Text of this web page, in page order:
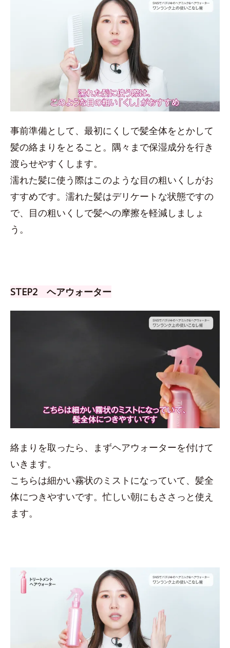
事前準備として、最初にくしで髪全体をとかして
髪の絡まりをとること。隅々まで保湿成分を行き
渡らせやすくします。
濡れた髪に使う際はこのような目の粗いくしがお
すすめです。濡れた髪はデリケートな状態ですの
で、目の粗いくしで髪への摩擦を軽減しましょ
う。
STEP2 ヘアウォーター
絡まりを取ったら、まずヘアウォーターを付けて
いきます。
こちらは細かい霧状のミストになっていて、髪全
体につきやすいです。忙しい朝にもささっと使え
ます。